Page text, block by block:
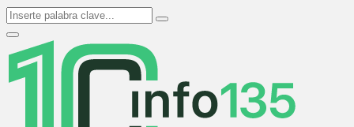
Search
for:
Search
Primary
Menu